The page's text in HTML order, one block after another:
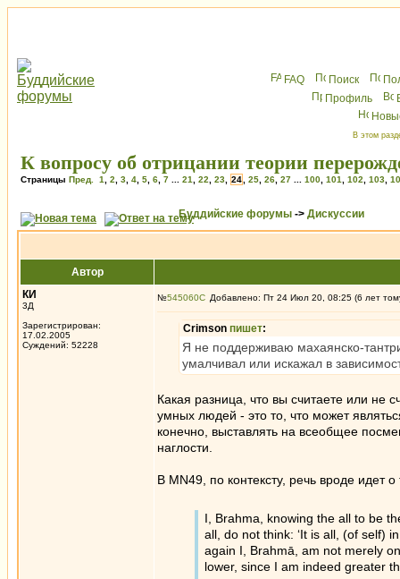
FAQ Поиск
Профиль
В этом
К вопросу об отрицании теории
Страницы Пред. 1 2 3 4 5 6 7 21 22 23 24 25 26 27 100 101 102 103
Буддийские форумы -> Дискуссии
Автор
КИ
3Д
Зарегистрирован:
17.02.2005
Суждений: 52228
№545060 Добавлено: Пт 24 Июл 20, 08:25 (6 лет
Crimson пишет:
Я не поддерживаю махаянско-
умалчивал или искажал в
Какая разница, что вы считаете или не
умных людей - это то, что может
конечно, выставлять на всеобщее
наглости.
В MN49, по контексту, речь вроде идет
I, Brahma, knowing the all to be
all, do not think: ‘It is all, (of self)
again I, Brahmā, am not merely
lower, since I am indeed greater